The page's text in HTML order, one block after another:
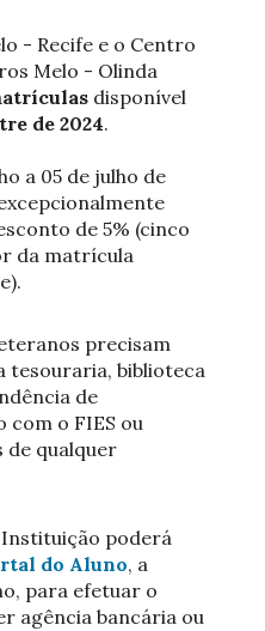
- Recife e o Centro
Melo - Olinda
disponível
de 2024.
a 05 de julho de
de 5% (cinco
da matrícula
precisam
tesouraria, biblioteca
de
o FIES ou
de qualquer
poderá
do Aluno, a
para efetuar o
agência bancária ou